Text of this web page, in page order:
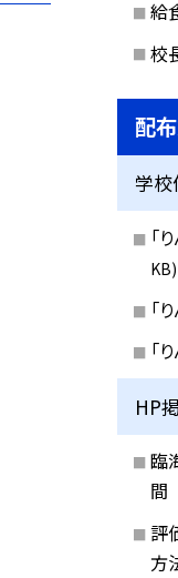
給
校
配
学校
「
KB)
「
「
HP
臨
間
評
方